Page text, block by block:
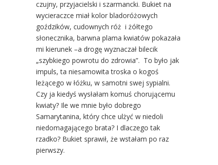
czujny, przyjacielski i szarmancki. Bukiet na
wycieraczce miał kolor bladoróżowych
goździków, cudownych róż i żółtego
słonecznika, barwna plama kwiatów pokazała
mi kierunek –a drogę wyznaczał bilecik
„szybkiego powrotu do zdrowia”. To było jak
impuls, ta niesamowita troska o kogoś
leżącego w łóżku, w samotni swej sypialni.
Czy ja kiedyś wysłałam komuś chorującemu
kwiaty? Ile we mnie było dobrego
Samarytanina, który chce ulżyć w niedoli
niedomagającego brata? I dlaczego tak
rzadko? Bukiet sprawił, że wstałam po raz
pierwszy.